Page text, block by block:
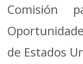
Comisión
de Estados